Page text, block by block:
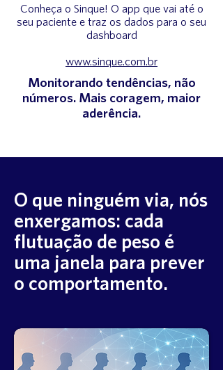
Conheça o Sinque! O app que vai até o
seu paciente e traz os dados para o seu
dashboard
www.sinque.com.br
Monitorando tendências, não
números. Mais coragem, maior
aderência.
O que ninguém via, nós
enxergamos: cada
flutuação de peso é
uma janela para prever
o comportamento.